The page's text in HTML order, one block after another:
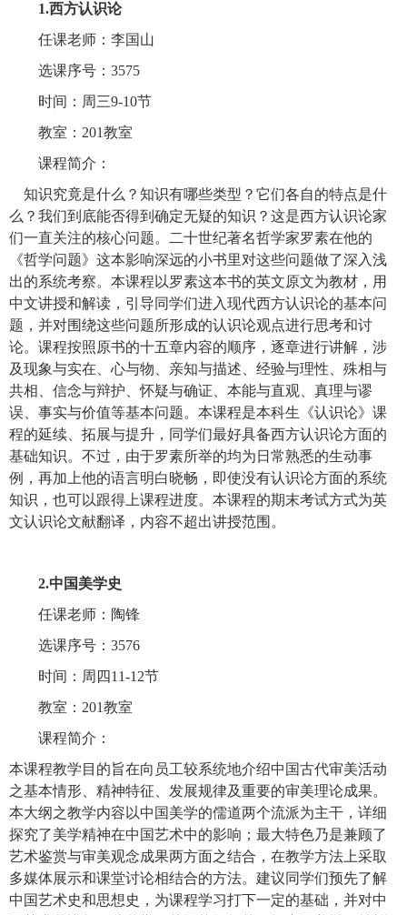
1.西方认识论
任课老师：李国山
选课序号：3575
时间：周三9-10节
教室：201教室
课程简介：
知识究竟是什么？知识有哪些类型？它们各自的特点是什
么？我们到底能否得到确定无疑的知识？这是西方认识论家
们一直关注的核心问题。二十世纪著名哲学家罗素在他的
《哲学问题》这本影响深远的小书里对这些问题做了深入浅
出的系统考察。本课程以罗素这本书的英文原文为教材，用
中文讲授和解读，引导同学们进入现代西方认识论的基本问
题，并对围绕这些问题所形成的认识论观点进行思考和讨
论。课程按照原书的十五章内容的顺序，逐章进行讲解，涉
及现象与实在、心与物、亲知与描述、经验与理性、殊相与
共相、信念与辩护、怀疑与确证、本能与直观、真理与谬
误、事实与价值等基本问题。本课程是本科生《认识论》课
程的延续、拓展与提升，同学们最好具备西方认识论方面的
基础知识。不过，由于罗素所举的均为日常熟悉的生动事
例，再加上他的语言明白晓畅，即使没有认识论方面的系统
知识，也可以跟得上课程进度。本课程的期末考试方式为英
文认识论文献翻译，内容不超出讲授范围。
2.中国美学史
任课老师：陶锋
选课序号：3576
时间：周四11-12节
教室：201教室
课程简介：
本课程教学目的旨在向员工较系统地介绍中国古代审美活动
之基本情形、精神特征、发展规律及重要的审美理论成果。
本大纲之教学内容以中国美学的儒道两个流派为主干，详细
探究了美学精神在中国艺术中的影响；最大特色乃是兼顾了
艺术鉴赏与审美观念成果两方面之结合，在教学方法上采取
多媒体展示和课堂讨论相结合的方法。建议同学们预先了解
中国艺术史和思想史，为课程学习打下一定的基础，并对中